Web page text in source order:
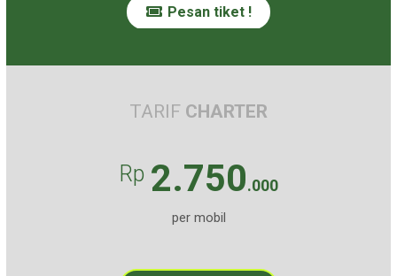
Pesan tiket !
TARIF CHARTER
Rp 2.750.000
per mobil